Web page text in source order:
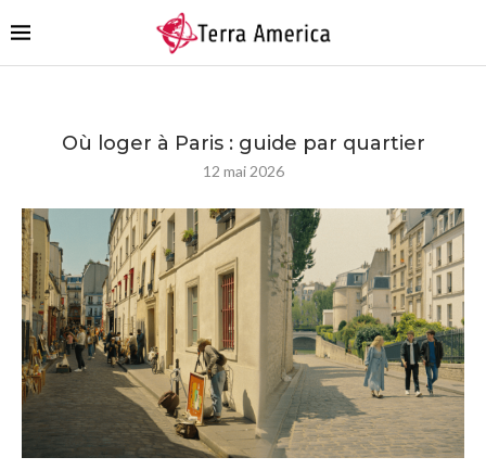
Où loger à Paris : guide par quartier
12 mai 2026